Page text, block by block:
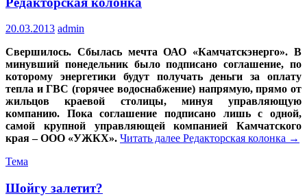
20.03.2013 admin
Свершилось. Сбылась мечта ОАО «Камчатскэнерго». В
минувший понедельник было подписано соглашение, по
которому энергетики будут получать деньги за оплату
тепла и ГВС (горячее водоснабжение) напрямую, прямо от
жильцов краевой столицы, минуя управляющую
компанию. Пока соглашение подписано лишь с одной,
самой крупной управляющей компанией Камчатского
края – ООО «УЖКХ». Читать далее Редакторская колонка →
Тема
Шойгу залетит?